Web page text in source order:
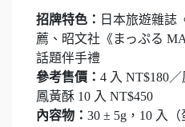
招牌特色： 日本旅遊雜誌
薦、昭文社《まっぷる
話題伴手禮
參考售價： 4 入 NT$180
鳳黃酥 10 入 NT$450
內容物： 30 ± 5g，10 入（